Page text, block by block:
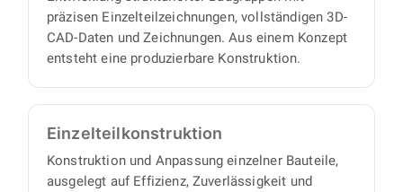
proaktiv und eigenverantwortlich und liefern
Ihnen einen vollständigen Satz an
Konstruktionsunterlagen, mit minimalem
Abstimmungs- und Aufsichtsaufwand auf Ihrer
Seite.
präzisen Einzelteilzeichnungen, vollständigen 3D-
CAD-Daten und Zeichnungen. Aus einem Konzept
entsteht eine produzierbare Konstruktion.
Einzelteil­konstruktion
Konstruktion und Anpassung einzelner Bauteile,
ausgelegt auf Effizienz, Zuverlässigkeit und